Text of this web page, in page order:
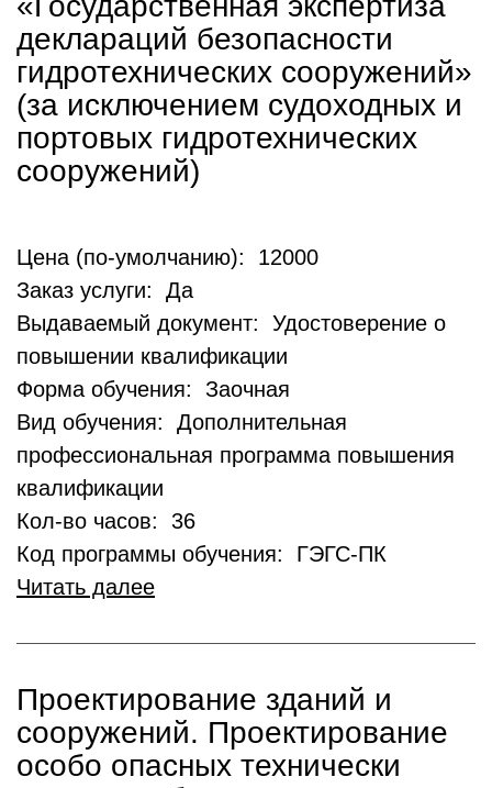
деклараций безопасности
гидротехнических сооружений»
(за исключением судоходных и
портовых гидротехнических
сооружений)
Цена (по-умолчанию): 12000
Заказ услуги: Да
Выдаваемый документ: Удостоверение о
повышении квалификации
Форма обучения: Заочная
Вид обучения: Дополнительная
профессиональная программа повышения
квалификации
Кол-во часов: 36
Код программы обучения: ГЭГС-ПК
Читать далее
Проектирование зданий и
сооружений. Проектирование
особо опасных технически